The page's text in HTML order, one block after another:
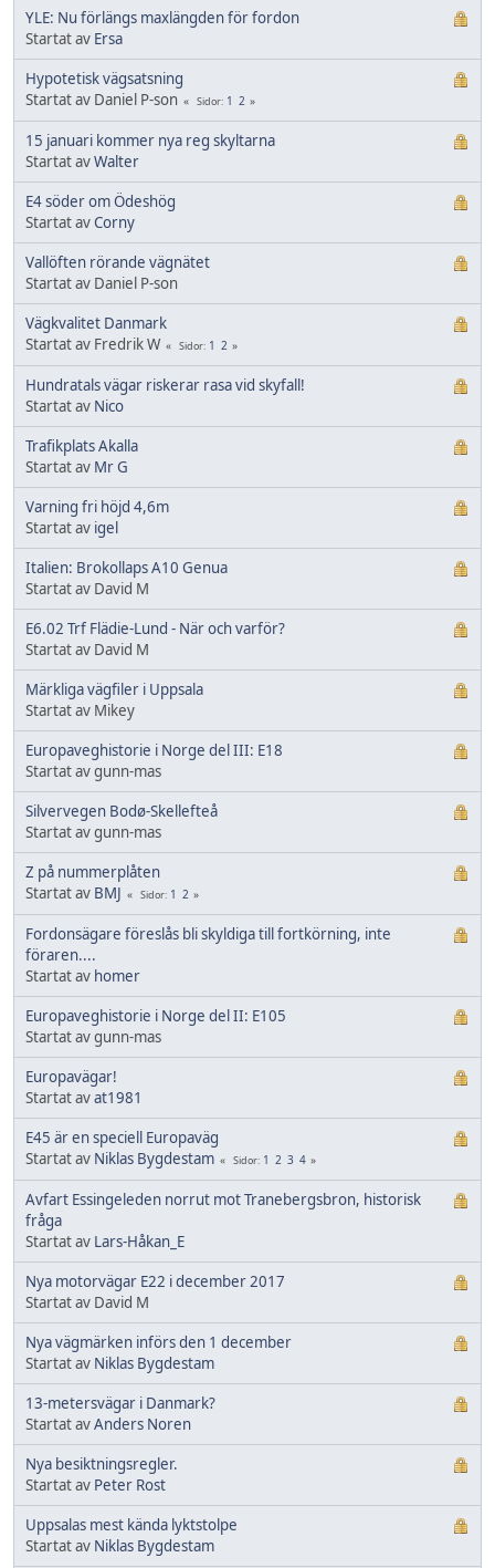
YLE: Nu förlängs maxlängden för fordon
Startat av Ersa
Hypotetisk vägsatsning
Startat av Daniel P-son
Sidor 1 2
15 januari kommer nya reg skyltarna
Startat avWalter
E4 söder om Ödeshög
Startat avCorny
Vallöften rörande vägnätet
Startat av Daniel P-son
Vägkvalitet Danmark
Startat av Fredrik W
Sidor 1 2
Hundratals vägar riskerar rasa vid skyfall!
Startat av Nico
Trafikplats Akalla
Startat av Mr G
Varning fri höjd 4,6m
Startat av igel
Italien: Brokollaps A10 Genua
Startat av David M
E6.02 Trf Flädie-Lund - När och varför?
Startat av David M
Märkliga vägfiler i Uppsala
Startat av Mikey
Europaveghistorie i Norge del III: E18
Startat av gunn-mas
Silvervegen Bodø-Skellefteå
Startat av gunn-mas
Z på nummerplåten
Startat av BMJ Sidor 1 2
Fordonsägare föreslås bli skyldiga till fortkörning, inte
föraren....
Startat av homer
Europaveghistorie i Norge del II: E105
Startat av gunn-mas
Europavägar!
Startat avat1981
E45 är en speciell Europaväg
Startat av Niklas Bygdestam Sidor 1 2 3 4
Avfart Essingeleden norrut mot Tranebergsbron, historisk
fråga
Startat av Lars-Håkan_E
Nya motorvägar E22 i december 2017
Startat av David M
Nya vägmärken införs den 1 december
Startat av Niklas Bygdestam
13-metersvägar i Danmark?
Startat avAnders Noren
Nya besiktningsregler.
Startat av Peter Rost
Uppsalas mest kända lyktstolpe
Startat av Niklas Bygdestam